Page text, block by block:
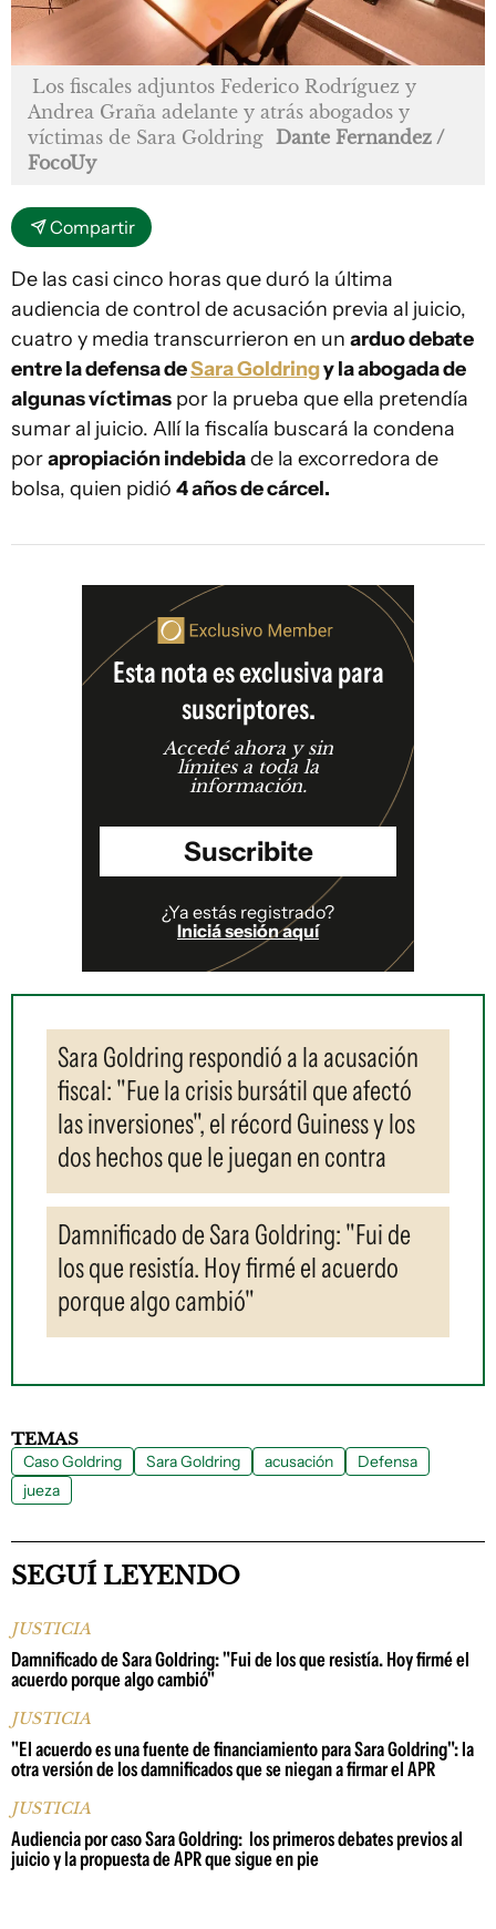
Los fiscales adjuntos Federico Rodríguez y
Andrea Graña adelante y atrás abogados y
víctimas de Sara Goldring Dante Fernandez /
FocoUy
Compartir
De las casi cinco horas que duró la última
audiencia de control de acusación previa al juicio,
cuatro y media transcurrieron en un arduo debate
entre la defensa deSara Goldringy la abogada de
algunas víctimas por la prueba que ella pretendía
sumar al juicio. Allí la fiscalía buscará la condena
porapropiación indebidade la excorredora de
bolsa, quien pidió 4 años de cárcel.
Esta nota es exclusiva para
suscriptores.
Accedé ahora y sin
límites a toda la
información.
Suscribite
¿Ya estás registrado?
Iniciá sesión aquí
Sara Goldring respondió a la acusación
fiscal: "Fue la crisis bursátil que afectó
las inversiones", el récord Guiness y los
dos hechos que le juegan en contra
Damnificado de Sara Goldring: "Fui de
los que resistía. Hoy firmé el acuerdo
porque algo cambió"
TEMAS
Caso Goldring Sara Goldring acusación
Defensa
jueza
SEGUÍ LEYENDO
JUSTICIA
Damnificado de Sara Goldring: "Fui de los que resistía. Hoy firmé el
acuerdo porque algo cambió"
JUSTICIA
"El acuerdo es una fuente de financiamiento para Sara Goldring": la
otra versión de los damnificados que se niegan a firmar el APR
JUSTICIA
Audiencia por caso Sara Goldring: los primeros debates previos al
juicio y la propuesta de APR que sigue en pie